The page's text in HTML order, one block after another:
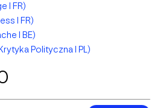
I FR)
I FR)
I BE)
Polityczna I PL)